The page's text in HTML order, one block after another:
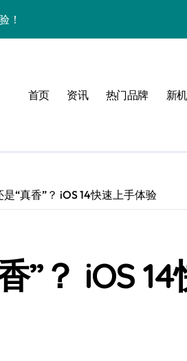
！
法
玩转无限可能
巅峰！
潮爆了！
首页 资讯 热门品牌 新
是“真香”？ iOS 14快速上手体验
”？ iOS